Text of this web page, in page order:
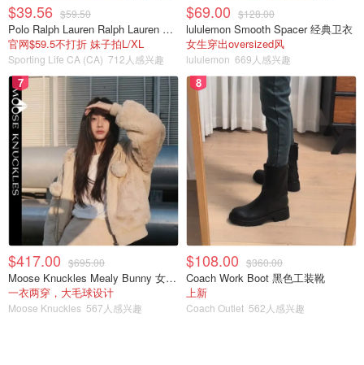
$39.56 $59.50
Polo Ralph Lauren Ralph Lauren Polo Bear 女童棉T恤 染色 1件
官网$59.5不打折 妹子拍L/XL
Sporting Life CA (CA) 712人感兴趣
$69.00 $128.00
lululemon Smooth Spacer 经典卫衣
女生穿出oversized风
lululemon 669人感兴趣
7
$417.00 $695.00
Moose Knuckles Mealy Bunny 女士双面穿连帽外套
一衣两穿，大毛球设计
Moose Knuckles 567人感兴趣
8
$108.00 $360.00
Coach Work Boot 黑色工装靴
上新
Coach Outlet 562人感兴趣